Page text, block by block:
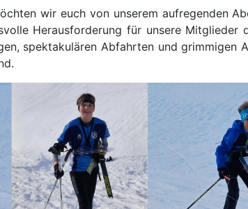
wir euch von unserem aufregenden
Herausforderung für unsere
spektakulären Abfahrten und